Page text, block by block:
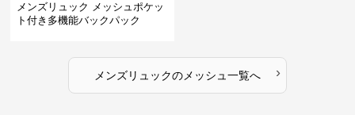
メンズリュック メッシュポケッ
ト付き多機能バックパック
メンズリュックのメッシュ 一覧へ ›